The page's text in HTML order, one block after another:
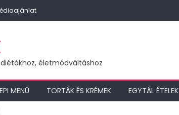
életmódváltáshoz
MENÜ TORTÁK ÉS KRÉMEK EGYTÁL ÉTELEK